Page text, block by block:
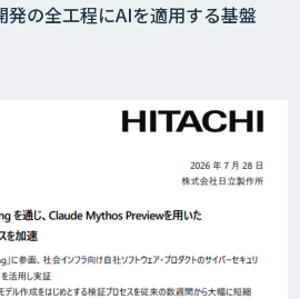
ズを理解する対話型AIエージェント
接客を進化させる対話型AIエージェ
「AI’mON for WEB」
発の全工程にAIを適用する基盤